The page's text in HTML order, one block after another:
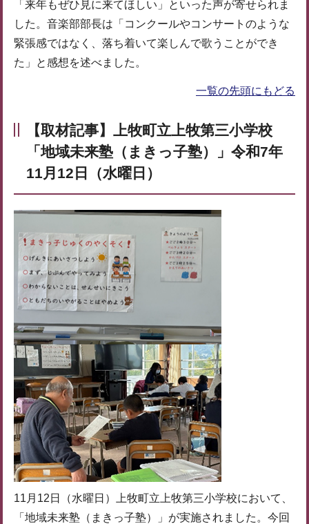
「来年もぜひ見に来てほしい」といった声が寄せられま
した。音楽部部長は「コンクールやコンサートのような
緊張感ではなく、落ち着いて楽しんで歌うことができ
た」と感想を述べました。
一覧の先頭にもどる
【取材記事】上牧町立上牧第三小学校
「地域未来塾（まきっ子塾）」令和7年
11月12日（水曜日）
11月12日（水曜日）上牧町立上牧第三小学校において、
「地域未来塾（まきっ子塾）」が実施されました。今回